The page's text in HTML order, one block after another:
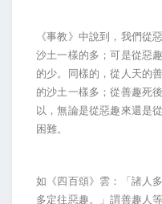
《事教》中說到，我們從
沙土一樣的多；可是從惡
的少。同樣的，從人天的
的沙土一樣多；從善趣死
以，無論是從惡趣來還是
困難。
如《四百頌》雲：「諸人
多定往惡趣。」謂善趣人